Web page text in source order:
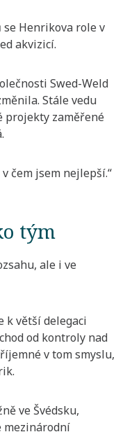
se Henrikova role v
akvizicí.
Swed-Weld
Stále vedu
projekty zaměřené
čem jsem nejlepší.“
tým
ale i ve
k větší delegaci
od kontroly nad
v tom smyslu,
ve Švédsku,
mezinárodní